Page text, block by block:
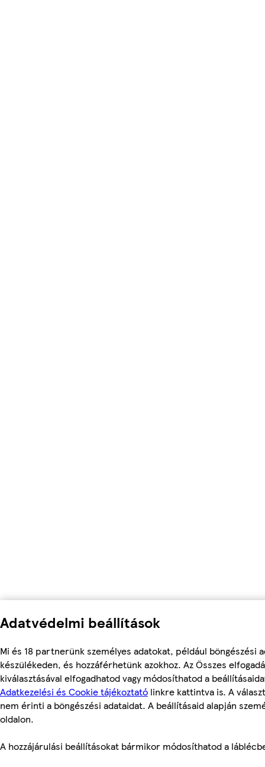
Adatvédelmi beállítások
Mi és 18 partnerünk személyes adatokat, például böngészési
készülékeden, és hozzáférhetünk azokhoz. Az Összes
kiválasztásával elfogadhatod vagy módosíthatod a
Adatkezelési és Cookie tájékoztató linkre kattintva is. A
nem érinti a böngészési adataidat. A beállításaid alapján
oldalon.
A hozzájárulási beállításokat bármikor módosíthatod a